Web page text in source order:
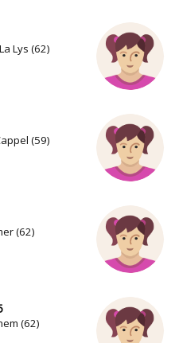
Lys (62)
(59)
(62)
(62)